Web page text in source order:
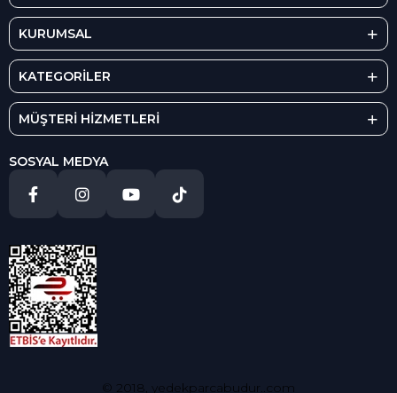
KURUMSAL
KATEGORİLER
MÜŞTERİ HİZMETLERİ
SOSYAL MEDYA
© 2018, yedekparcabudur..com